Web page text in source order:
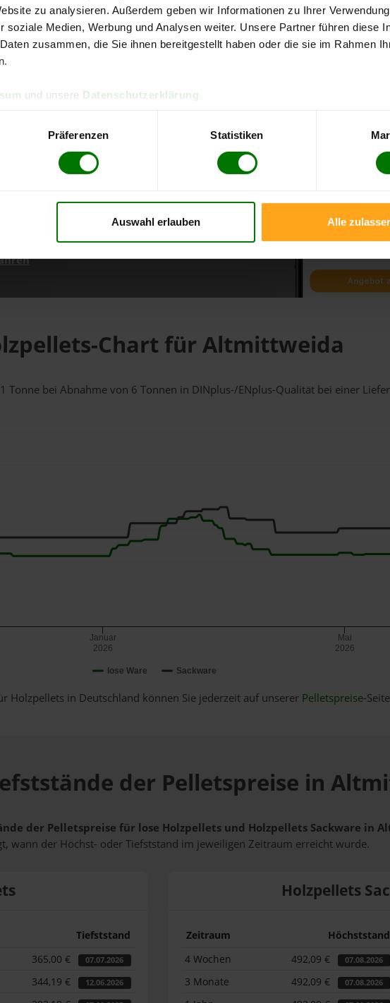
zu analysieren. Außerdem geben wir Informationen zu Ihrer
soziale Medien, Werbung und Analysen weiter. Unsere Partner führen diese
zusammen, die Sie ihnen bereitgestellt haben oder die sie im Rahmen
und unsere Datenschutzerklärung
Präferenzen Statistiken
Auswahl erlauben Alle
kostenlose
direkt online bestellen
aktuellen Stand
Chart für Altmittweida
Tonne bei Abnahmevon 6 Tonnen in DINplus-/ENplus-Qualität bei einer
lose Ware Sackware
Januar
2026
Mai
2026
Holzpellets in Deutschland können Sie jederzeit auf unserer Pelletspreise-
der Pelletspreise in
der Pelletspreise für lose Holzpellets und Holzpellets Sackware in
wann der Höchst- oder Tiefststand im jeweiligen Zeitraum erreicht wurde.
Tiefststand
365,00 € 07.07.2026
344,19 € 12.06.2026
Holzpellets
Zeitraum Höchststand
4 Wochen
492,09 € 07.08.2026
3 Monate 492,09 € 07.08.2026